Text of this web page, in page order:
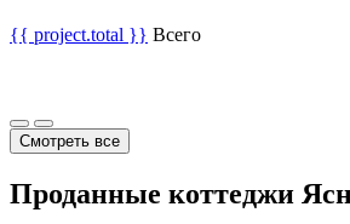
{{ project.total }} Всего
Смотреть все
Проданные коттеджи